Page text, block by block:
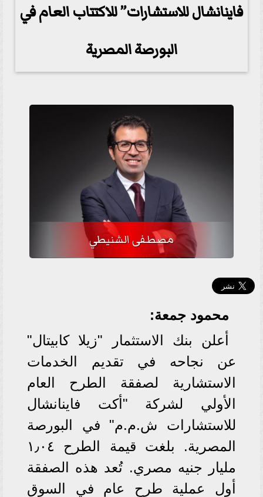
فاینانشال للاستشارات” للاكتتاب العام في
البورصة المصرية
مصطفى الشنيطي
محمود جمعة:
أعلن بنك الاستثمار "زیلا كابیتال"
عن نجاحه في تقديم الخدمات
الاستشارية لصفقة الطرح العام
الأولي لشركة "أكت فاینانشال
للاستشارات ش.م.م" في البورصة
المصریة. بلغت قيمة الطرح ۱٫۰٤
مليار جنيه مصري. تُعد هذه الصفقة
أول عملية طرح عام في السوق